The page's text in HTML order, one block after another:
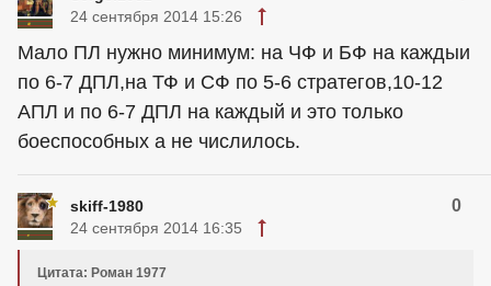
24 сентября 2014 15:26
Мало ПЛ нужно минимум: на ЧФ и БФ на каждыи
по 6-7 ДПЛ,на ТФ и СФ по 5-6 стратегов,10-12
АПЛ и по 6-7 ДПЛ на каждый и это только
боеспособных а не числилось.
skiff-1980 0
24 сентября 2014 16:35
Цитата: Роман 1977